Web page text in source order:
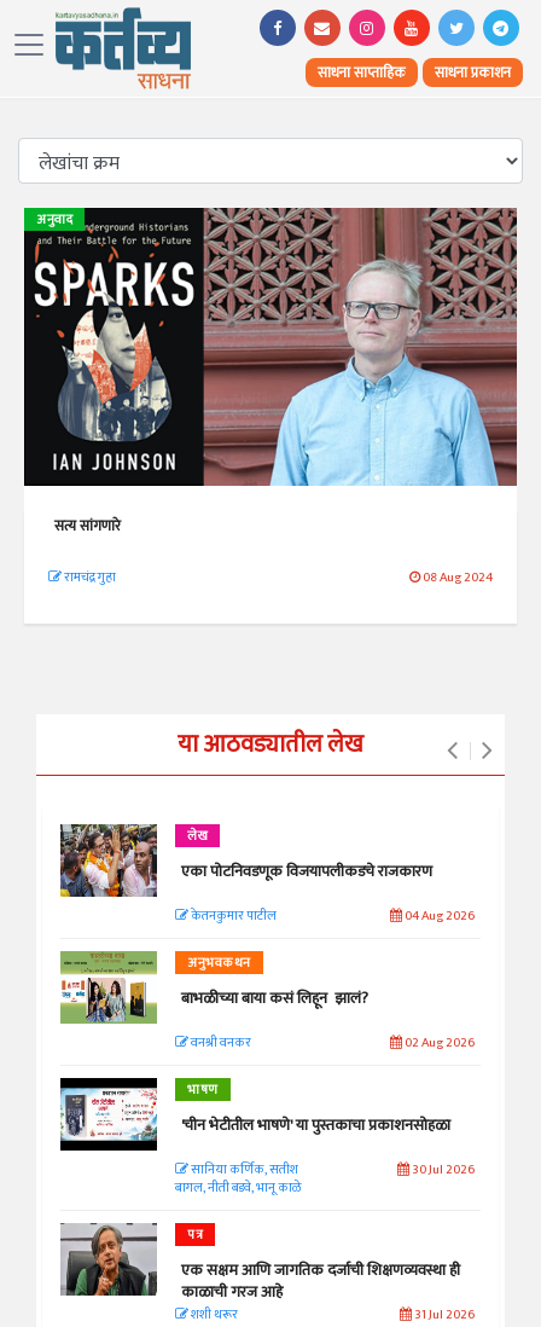
साधना साप्ताहिक साधना प्रकाशन
अनुवाद
सत्य सांगणारे
रामचंद्र गुहा 08 Aug 2024
या आठवड्यातील लेख
लेख
एका पोटनिवडणूक विजयापलीकडचे राजकारण
केतनकुमार पाटील 04 Aug 2026
अनुभवकथन
बाभळीच्या बाया कसं लिहून झालं?
वनश्री वनकर 02 Aug 2026
भाषण
'चीन भेटीतील भाषणे' या पुस्तकाचा प्रकाशनसोहळा
सानिया कर्णिक, सतीश
बागल, नीती बडवे, भानू काळे
30 Jul 2026
पत्र
एक सक्षम आणि जागतिक दर्जाची शिक्षणव्यवस्था ही
काळाची गरज आहे
शशी थरूर 31 Jul 2026